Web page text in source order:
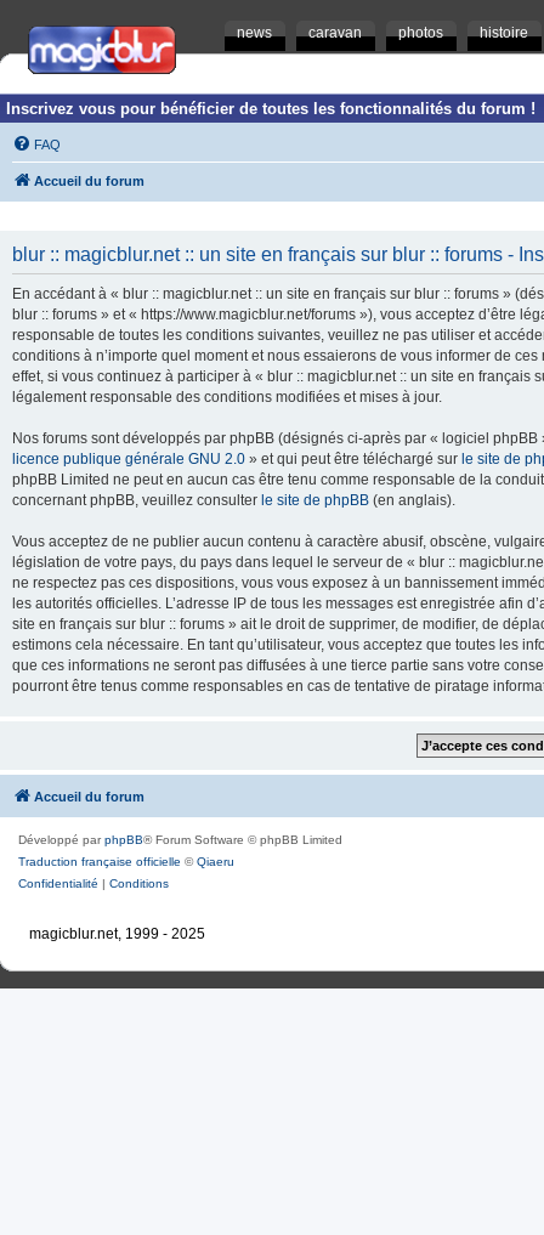
news caravan photos histoire
Inscrivez vous pour bénéficier de toutes les fonctionnalités du forum !
FAQ
Accueil du forum
blur :: magicblur.net :: un site en français sur blur :: forums -
En accédant à « blur :: magicblur.net :: un site en français sur blur :: forums »
blur :: forums » et « https://www.magicblur.net/forums »), vous acceptez d’être
responsable de toutes les conditions suivantes, veuillez ne pas utiliser et
conditions à n’importe quel moment et nous essaierons de vous informer de
effet, si vous continuez à participer à « blur :: magicblur.net :: un site en
légalement responsable des conditions modifiées et mises à jour.
Nos forums sont développés par phpBB (désignés ci-après par « logiciel
licence publique générale GNU 2.0 » et qui peut être téléchargé sur le site de
phpBB Limited ne peut en aucun cas être tenu comme responsable de la
concernant phpBB, veuillez consulter le site de phpBB (en anglais).
Vous acceptez de ne publier aucun contenu à caractère abusif, obscène,
législation de votre pays, du pays dans lequel le serveur de « blur ::
ne respectez pas ces dispositions, vous vous exposez à un bannissement
les autorités officielles. L’adresse IP de tous les messages est enregistrée afin
site en français sur blur :: forums » ait le droit de supprimer, de modifier, de
estimons cela nécessaire. En tant qu’utilisateur, vous acceptez que toutes les
que ces informations ne seront pas diffusées à une tierce partie sans votre
pourront être tenus comme responsables en cas de tentative de piratage
Accueil du forum
Développé parphpBB® Forum Software © phpBB Limited
Traduction française officielle ©Qiaeru
Confidentialité | Conditions
magicblur.net, 1999 - 2025